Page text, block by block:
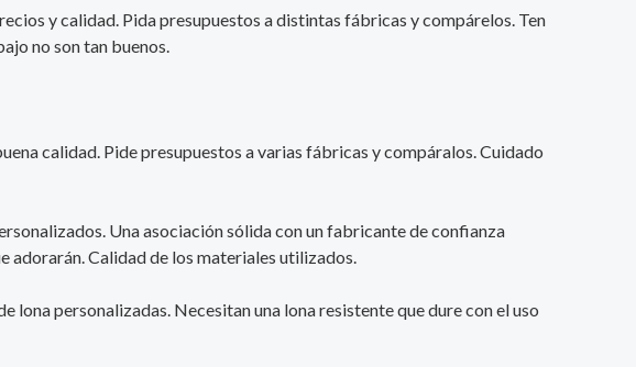
y calidad. Pida presupuestos a distintas fábricas y compárelos. Ten
no son tan buenos.
calidad. Pide presupuestos a varias fábricas y compáralos. Cuidado
Una asociación sólida con un fabricante de confianza
adorarán. Calidad de los materiales utilizados.
lona personalizadas. Necesitan una lona resistente que dure con el uso